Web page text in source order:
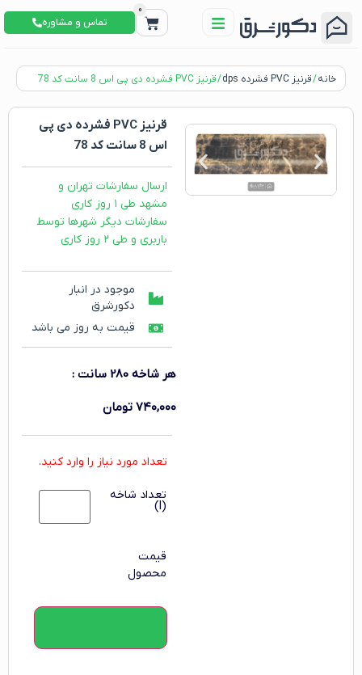
0
تماس و مشاوره
خانه/قرنیز PVC فشرده dps / قرنیز PVC فشرده دی پی اس 8 سانت کد 78
قرنیز PVC فشرده دی پی
اس 8 سانت کد 78
ارسال سفارشات تهران و
مشهد طی ۱ روز کاری
سفارشات دیگر شهرها توسط
باربری و طی ۲ روز کاری
موجود در انبار
دکورشرق
قیمت به روز می باشد
هر شاخه 280 سانت :
۷۴۰,۰۰۰ تومان
تعداد مورد نیاز را وارد کنید.
تعداد شاخه
(l)
قیمت
محصول